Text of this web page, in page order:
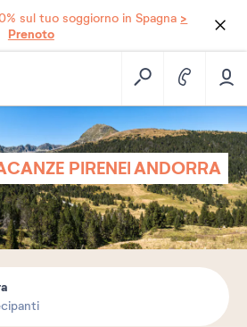
sul tuo soggiorno in Spagna >
Prenoto
PIRENEI ANDORRA